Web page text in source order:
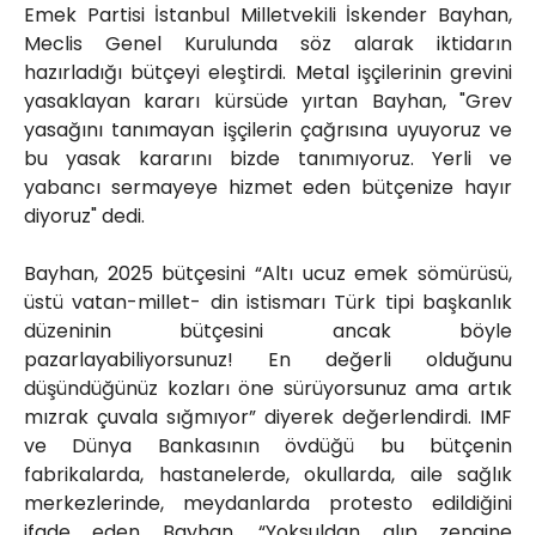
Emek Partisi İstanbul Milletvekili İskender Bayhan,
Meclis Genel Kurulunda söz alarak iktidarın
hazırladığı bütçeyi eleştirdi. Metal işçilerinin grevini
yasaklayan kararı kürsüde yırtan Bayhan, "Grev
yasağını tanımayan işçilerin çağrısına uyuyoruz ve
bu yasak kararını bizde tanımıyoruz. Yerli ve
yabancı sermayeye hizmet eden bütçenize hayır
diyoruz" dedi.
Bayhan, 2025 bütçesini “Altı ucuz emek sömürüsü,
üstü vatan-millet- din istismarı Türk tipi başkanlık
düzeninin bütçesini ancak böyle
pazarlayabiliyorsunuz! En değerli olduğunu
düşündüğünüz kozları öne sürüyorsunuz ama artık
mızrak çuvala sığmıyor” diyerek değerlendirdi. IMF
ve Dünya Bankasının övdüğü bu bütçenin
fabrikalarda, hastanelerde, okullarda, aile sağlık
merkezlerinde, meydanlarda protesto edildiğini